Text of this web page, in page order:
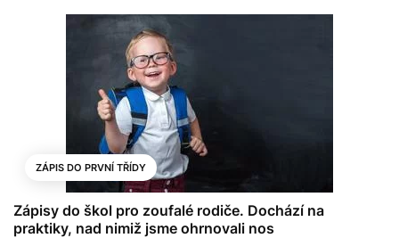
ZÁPIS DO PRVNÍ TŘÍDY
Zápisy do škol pro zoufalé rodiče. Dochází na
praktiky, nad nimiž jsme ohrnovali nos